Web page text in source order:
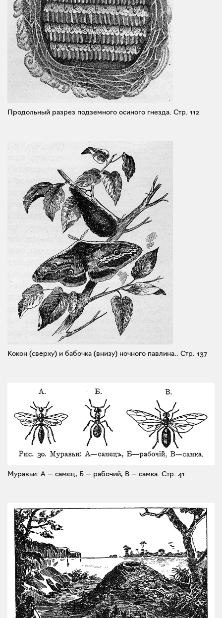
Продольный разрез подземного осиного гнезда. Стр. 112
Кокон (сверху) и бабочка (внизу) ночного павлина.. Стр. 137
Муравьи: А — самец, Б — рабочий, В — самка. Стр. 41